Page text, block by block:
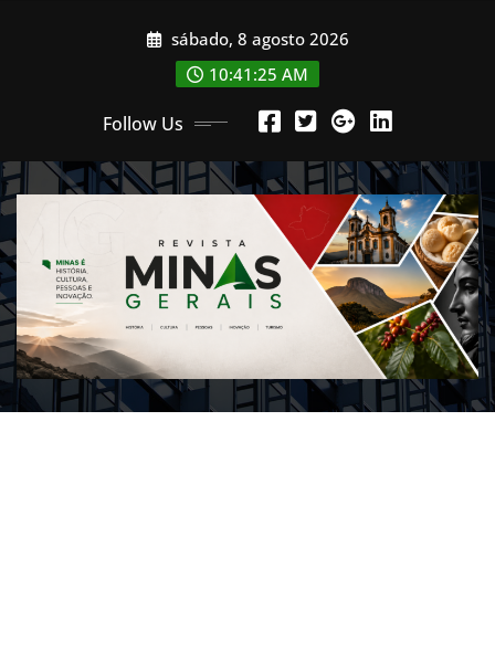
sábado, 8 agosto 2026
10:41:26 AM
Follow Us